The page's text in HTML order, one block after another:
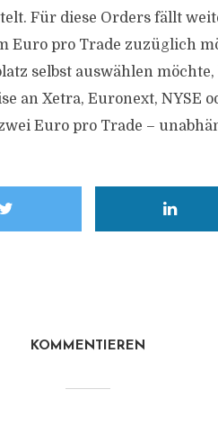
Für diese Orders fällt
Euro pro Trade zuzüglich
selbst auswählen
an Xetra, Euronext, NYSE
Euro pro Trade –
KOMMENTIEREN